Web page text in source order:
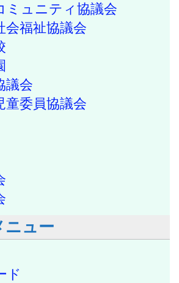
ミュニティ協議会
会福祉協議会
議会
童委員協議会
ニュー
ド